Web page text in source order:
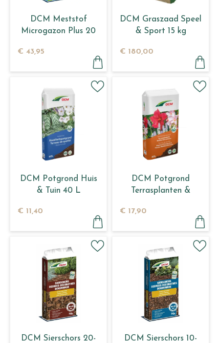
DCM Meststof
Microgazon Plus 20
€ 43,95
DCM Graszaad Speel
& Sport 15 kg
€ 180,00
DCM Potgrond Huis
& Tuin 40 L
€ 11,40
DCM Potgrond
Terrasplanten &
€ 17,90
DCM Sierschors 20-
DCM Sierschors 10-